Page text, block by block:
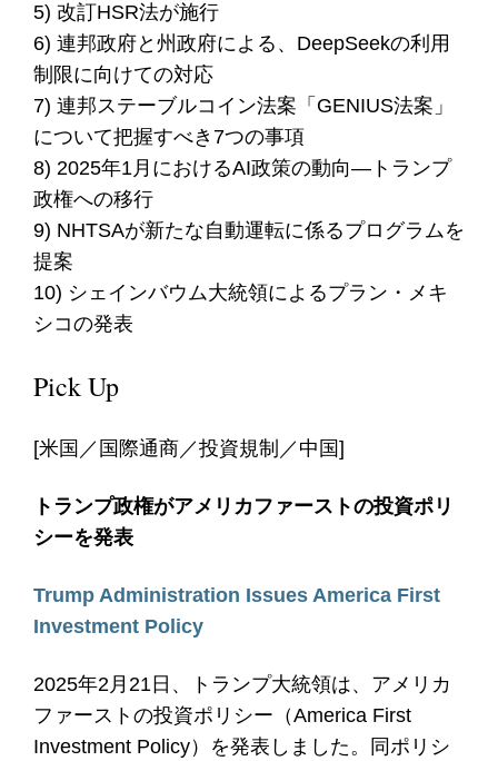
5) 改訂HSR法が施行
6) 連邦政府と州政府による、DeepSeekの利用
制限に向けての対応
7) 連邦ステーブルコイン法案「GENIUS法案」
について把握すべき7つの事項
8) 2025年1月におけるAI政策の動向―トランプ
政権への移行
9) NHTSAが新たな自動運転に係るプログラムを
提案
10) シェインバウム大統領によるプラン・メキ
シコの発表
Pick Up
[米国／国際通商／投資規制／中国]
トランプ政権がアメリカファーストの投資ポリ
シーを発表
Trump Administration Issues America First
Investment Policy
2025年2月21日、トランプ大統領は、アメリカ
ファーストの投資ポリシー（America First
Investment Policy）を発表しました。同ポリシ